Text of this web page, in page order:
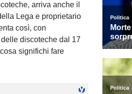
arriva anche il
Lega e proprietario
così, con
discoteche dal 17
significhi fare